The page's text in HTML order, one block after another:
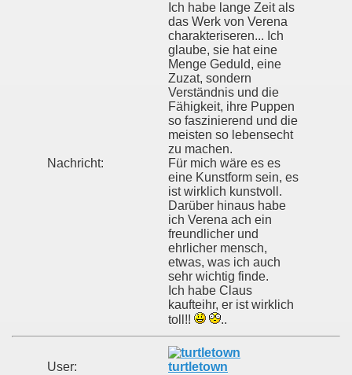
Nachricht:
Ich habe lange Zeit als
das Werk von Verena
charakteriseren... Ich
glaube, sie hat eine
Menge Geduld, eine
Zuzat, sondern
Verständnis und die
Fähigkeit, ihre Puppen
so faszinierend und die
meisten so lebensecht
zu machen.
Für mich wäre es es
eine Kunstform sein, es
ist wirklich kunstvoll.
Darüber hinaus habe
ich Verena ach ein
freundlicher und
ehrlicher mensch,
etwas, was ich auch
sehr wichtig finde.
Ich habe Claus
kaufteihr, er ist wirklich
toll!!
..
User:
turtletown